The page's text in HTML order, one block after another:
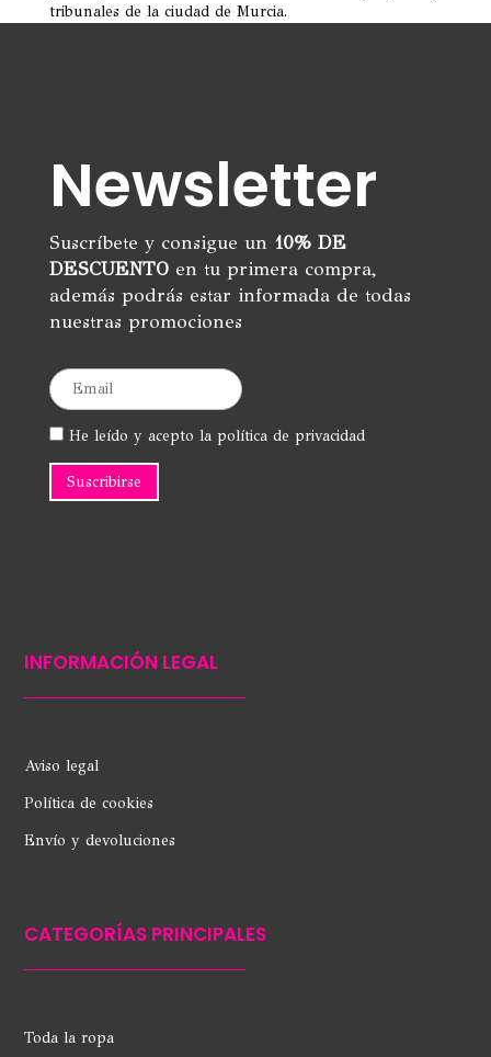
tribunales de la ciudad de Murcia.
Newsletter
Suscríbete y consigue un 10% DE
DESCUENTOen tu primera compra,
además podrás estar informada de todas
nuestras promociones
He leído y acepto la política de privacidad
INFORMACIÓN LEGAL
Aviso legal
Política de cookies
Envío y devoluciones
CATEGORÍAS PRINCIPALES
Toda la ropa